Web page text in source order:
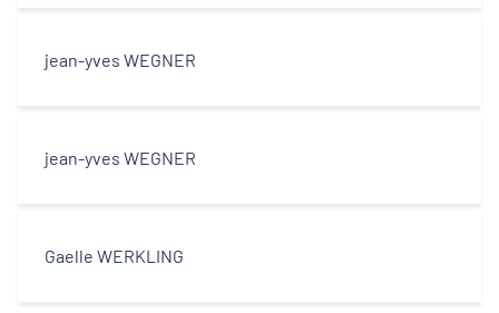
jean-yves WEGNER
jean-yves WEGNER
Gaelle WERKLING